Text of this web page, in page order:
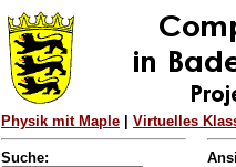
Physik mit Maple Virtuelles
Suche: